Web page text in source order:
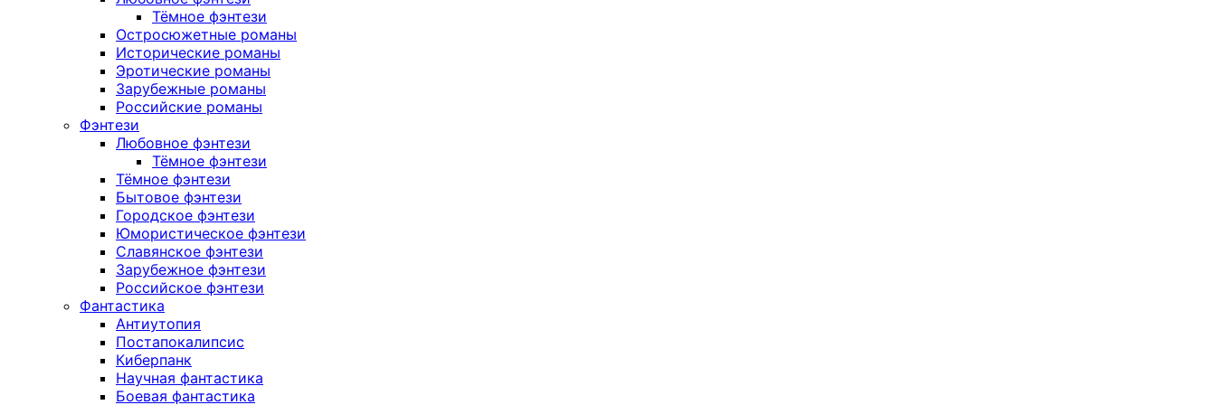
Тёмное фэнтези
Остросюжетные романы
Исторические романы
Эротические романы
Зарубежные романы
Российские романы
Фэнтези
Любовное фэнтези
Тёмное фэнтези
Тёмное фэнтези
Бытовое фэнтези
Городское фэнтези
Юмористическое фэнтези
Славянское фэнтези
Зарубежное фэнтези
Российское фэнтези
Фантастика
Антиутопия
Постапокалипсис
Киберпанк
Научная фантастика
Боевая фантастика